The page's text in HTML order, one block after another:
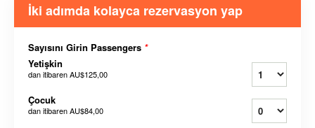
İki adımda kolayca rezervasyon yap
Sayısını Girin Passengers *
Yetişkin
dan itibarenAU$125,00
Çocuk
dan itibarenAU$84,00